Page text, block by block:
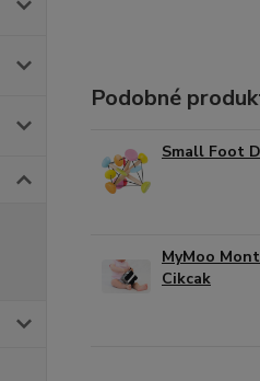
Podobné
Small Foot
MyMoo
Cikcak